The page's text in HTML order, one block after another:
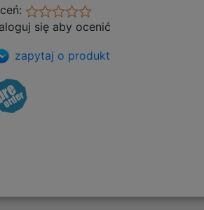
się aby ocenić
zapytaj o produkt